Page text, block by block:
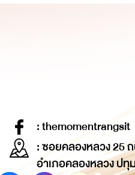
: themomentrangsit
: ซอยคลองหลวง 25
อำเภอคลองหลวง ปทุ